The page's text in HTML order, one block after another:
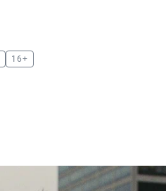
16+